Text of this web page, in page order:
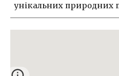
унікальних природних